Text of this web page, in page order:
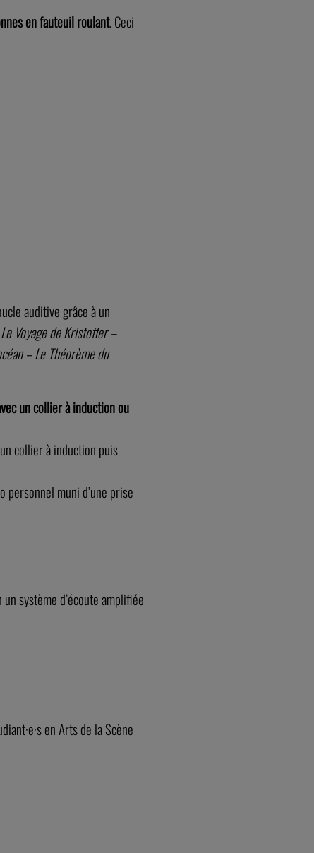
en fauteuil roulant. Ceci
auditive grâce à un
Voyage de Kristoffer –
– Le Théorème du
un collier à induction ou
collier à induction puis
muni d’une prise
système d’écoute amplifiée
en Arts de la Scène